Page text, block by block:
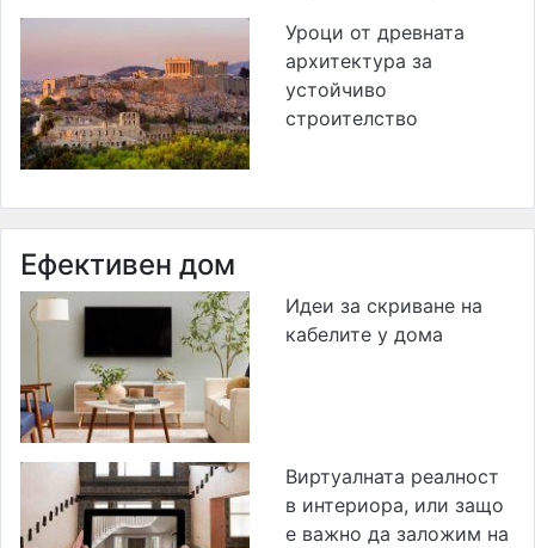
Уроци от древната
архитектура за
устойчиво
строителство
Ефективен дом
Идеи за скриване на
кабелите у дома
Виртуалната реалност
в интериора, или защо
е важно да заложим на